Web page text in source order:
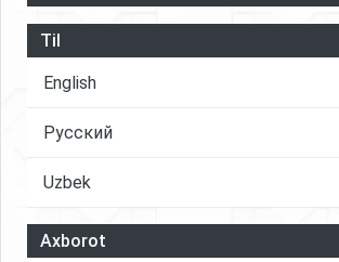
Til
English
Русский
Uzbek
Axborot